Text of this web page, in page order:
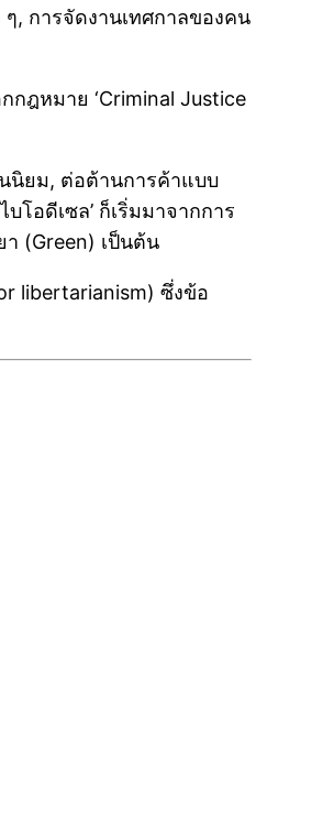
, การจัดงานเทศกาลของคน
ฎหมาย ‘Criminal Justice
นิยม, ต่อต้านการค้าแบบ
อดีเซล’ ก็เริ่มมาจากการ
(Green) เป็นต้น
libertarianism) ซึ่งข้อ